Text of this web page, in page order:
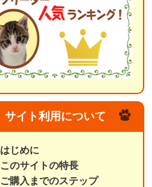
サイト利用について
はじめに
このサイトの特長
ご購入までのステップ